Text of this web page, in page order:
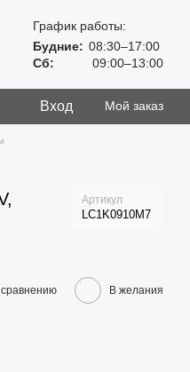
График работы:
Будние: 08:30–17:00
Сб:
09:00–13:00
Вход Мой заказ
Артикул
LC1K0910M7
сравнению В желания